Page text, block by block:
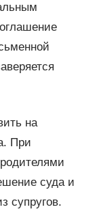
на
При
суда и
супругов.